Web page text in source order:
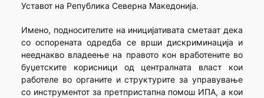
Уставот на Република Северна Македонија.
Имено, подносителите на иницијативата сметаат дека
со оспорената одредба се врши дискриминација и
нееднакво владеење на правото кон вработените во
буџетските корисници од централната власт кои
работеле во органите и структурите за управување
со инструментот за претпристапна помош ИПА, а кои